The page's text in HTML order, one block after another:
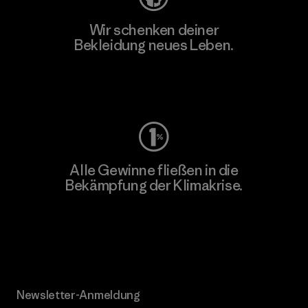
Wir schenken deiner
Bekleidung neues Leben.
Alle Gewinne fließen in die
Bekämpfung der Klimakrise.
Newsletter-Anmeldung